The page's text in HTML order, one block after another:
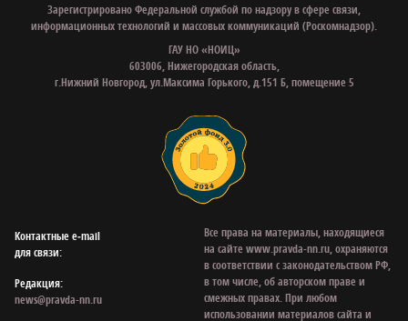
Зарегистрировано Федеральной службой по надзору в сфере связи,
информационных технологий и массовых коммуникаций (Роскомнадзор).
ГАУ НО «НОИЦ»
603006, Нижегородская область,
г.Нижний Новгород, ул.Максима Горького, д.151 Б, помещение 5
Контактные e‑mail
для связи:
Редакция:
news@pravda-nn.ru
Все права на материалы, находящиеся
на сайте www.pravda-nn.ru, охраняются
в соответствии с законодательством РФ,
в том числе, об авторском праве и
смежных правах. При любом
использовании материалов сайта и